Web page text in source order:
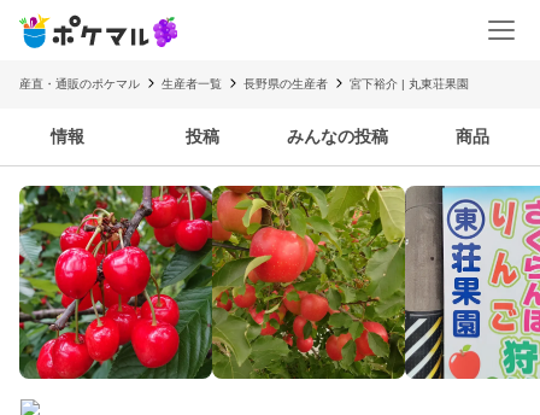
産直・通販のポケマル 生産者一覧 長野県の生産者 宮下裕介 | 丸東荘果園
情報 投稿 みんなの投稿 商品